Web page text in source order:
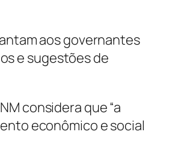
aos governantes
e sugestões de
considera que “a
econômico e social